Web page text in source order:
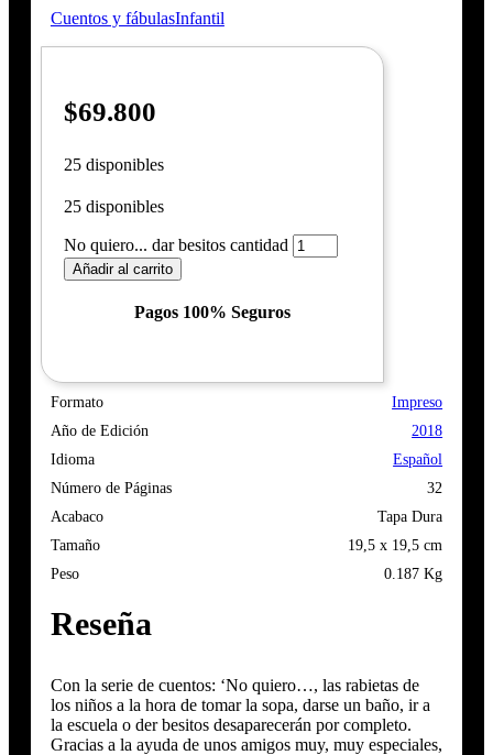
Cuentos y fábulasInfantil
$69.800
25 disponibles
25 disponibles
No quiero... dar besitos cantidad
Añadir al carrito
Pagos 100% Seguros
Formato
Impreso
Año de Edición
2018
Idioma
Español
Número de Páginas
32
Acabaco
Tapa Dura
Tamaño
19,5 x 19,5 cm
Peso
0.187 Kg
Reseña
Con la serie de cuentos: ‘No quiero…, las rabietas de
los niños a la hora de tomar la sopa, darse un baño, ir a
la escuela o der besitos desaparecerán por completo.
Gracias a la ayuda de unos amigos muy, muy especiales,